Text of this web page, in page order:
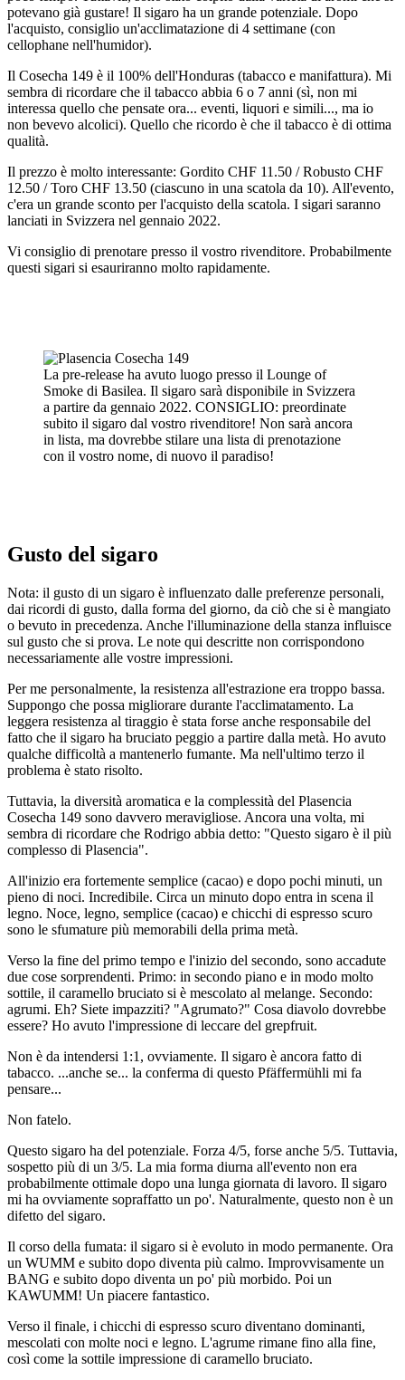
potevano già gustare! Il sigaro ha un grande potenziale. Dopo
l'acquisto, consiglio un'acclimatazione di 4 settimane (con
cellophane nell'humidor).
Il Cosecha 149 è il 100% dell'Honduras (tabacco e manifattura). Mi
sembra di ricordare che il tabacco abbia 6 o 7 anni (sì, non mi
interessa quello che pensate ora... eventi, liquori e simili..., ma io
non bevevo alcolici). Quello che ricordo è che il tabacco è di ottima
qualità.
Il prezzo è molto interessante: Gordito CHF 11.50 / Robusto CHF
12.50 / Toro CHF 13.50 (ciascuno in una scatola da 10). All'evento,
c'era un grande sconto per l'acquisto della scatola. I sigari saranno
lanciati in Svizzera nel gennaio 2022.
Vi consiglio di prenotare presso il vostro rivenditore. Probabilmente
questi sigari si esauriranno molto rapidamente.
La pre-release ha avuto luogo presso il Lounge of
Smoke di Basilea. Il sigaro sarà disponibile in Svizzera
a partire da gennaio 2022. CONSIGLIO: preordinate
subito il sigaro dal vostro rivenditore! Non sarà ancora
in lista, ma dovrebbe stilare una lista di prenotazione
con il vostro nome, di nuovo il paradiso!
Gusto del sigaro
Nota: il gusto di un sigaro è influenzato dalle preferenze personali,
dai ricordi di gusto, dalla forma del giorno, da ciò che si è mangiato
o bevuto in precedenza. Anche l'illuminazione della stanza influisce
sul gusto che si prova. Le note qui descritte non corrispondono
necessariamente alle vostre impressioni.
Per me personalmente, la resistenza all'estrazione era troppo bassa.
Suppongo che possa migliorare durante l'acclimatamento. La
leggera resistenza al tiraggio è stata forse anche responsabile del
fatto che il sigaro ha bruciato peggio a partire dalla metà. Ho avuto
qualche difficoltà a mantenerlo fumante. Ma nell'ultimo terzo il
problema è stato risolto.
Tuttavia, la diversità aromatica e la complessità del Plasencia
Cosecha 149 sono davvero meravigliose. Ancora una volta, mi
sembra di ricordare che Rodrigo abbia detto: "Questo sigaro è il più
complesso di Plasencia".
All'inizio era fortemente semplice (cacao) e dopo pochi minuti, un
pieno di noci. Incredibile. Circa un minuto dopo entra in scena il
legno. Noce, legno, semplice (cacao) e chicchi di espresso scuro
sono le sfumature più memorabili della prima metà.
Verso la fine del primo tempo e l'inizio del secondo, sono accadute
due cose sorprendenti. Primo: in secondo piano e in modo molto
sottile, il caramello bruciato si è mescolato al melange. Secondo:
agrumi. Eh? Siete impazziti? "Agrumato?" Cosa diavolo dovrebbe
essere? Ho avuto l'impressione di leccare del grepfruit.
Non è da intendersi 1:1, ovviamente. Il sigaro è ancora fatto di
tabacco. ...anche se... la conferma di questo Pfäffermühli mi fa
pensare...
Non fatelo.
Questo sigaro ha del potenziale. Forza 4/5, forse anche 5/5. Tuttavia,
sospetto più di un 3/5. La mia forma diurna all'evento non era
probabilmente ottimale dopo una lunga giornata di lavoro. Il sigaro
mi ha ovviamente sopraffatto un po'. Naturalmente, questo non è un
difetto del sigaro.
Il corso della fumata: il sigaro si è evoluto in modo permanente. Ora
un WUMM e subito dopo diventa più calmo. Improvvisamente un
BANG e subito dopo diventa un po' più morbido. Poi un
KAWUMM! Un piacere fantastico.
Verso il finale, i chicchi di espresso scuro diventano dominanti,
mescolati con molte noci e legno. L'agrume rimane fino alla fine,
così come la sottile impressione di caramello bruciato.